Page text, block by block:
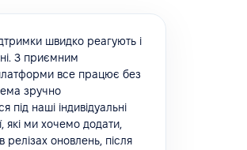
швидко реагують і
З приємним
все працює без
зручно
під наші індивідуальні
які ми хочемо додати,
релізах оновлень, після